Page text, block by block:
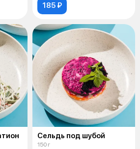
185 ₽
Сельдь под шубой
150 г